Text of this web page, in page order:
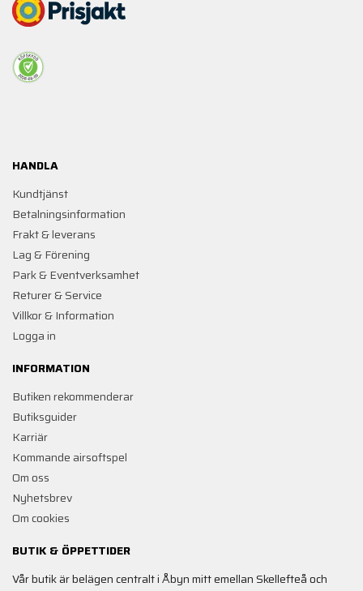
HANDLA
Kundtjänst
Betalningsinformation
Frakt & leverans
Lag & Förening
Park & Eventverksamhet
Returer & Service
Villkor & Information
Logga in
INFORMATION
Butiken rekommenderar
Butiksguider
Karriär
Kommande airsoftspel
Om oss
Nyhetsbrev
Om cookies
BUTIK & ÖPPETTIDER
Vår butik är belägen centralt i Åbyn mitt emellan Skellefteå och